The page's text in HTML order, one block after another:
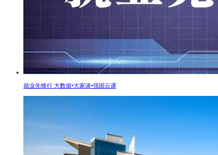
就业先锋行 大数据•大家谈•强国云课